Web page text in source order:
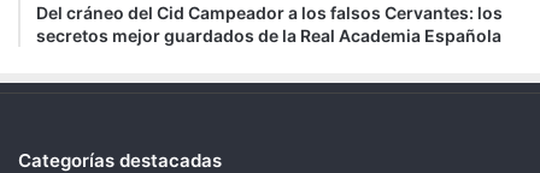
Del cráneo del Cid Campeador a los falsos Cervantes: los
secretos mejor guardados de la Real Academia Española
Categorías destacadas